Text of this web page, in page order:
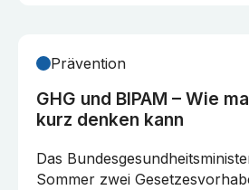
Prävention
GHG und BIPAM – Wie
kurz denken kann
Das
Sommer zwei